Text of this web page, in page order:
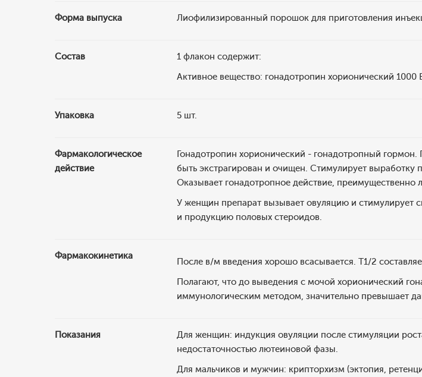
Форма выпуска Лиофилизированный порошок для приготовления
Состав
1 флакон содержит:
Активное вещество: гонадотропин хорионический 1000
Упаковка 5 шт.
Фармакологическое
действие
Гонадотропин хорионический - гонадотропный
быть экстрагирован и очищен. Стимулирует
Оказывает гонадотропное действие, преимущественно
У женщин препарат вызывает овуляцию и стимулирует
и продукцию половых стероидов.
Фармакокинетика
После в/м введения хорошо всасывается. T1/2
Полагают, что до выведения с мочой хорионический
иммунологическим методом, значительно превышает
Показания
Для женщин: индукция овуляции после стимуляции
недостаточностью лютеиновой фазы.
Для мальчиков и мужчин: крипторхизм (эктопия,